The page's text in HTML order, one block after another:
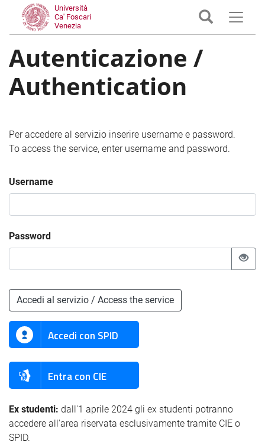
Università
Ca' Foscari
Venezia
Autenticazione /
Authentication
Per accedere al servizio inserire username e password.
To access the service, enter username and password.
Username
Password
Accedi al servizio / Access the service
Accedi con SPID
Entra con CIE
Ex studenti: dall'1 aprile 2024 gli ex studenti potranno
accedere all'area riservata esclusivamente tramite CIE o
SPID.